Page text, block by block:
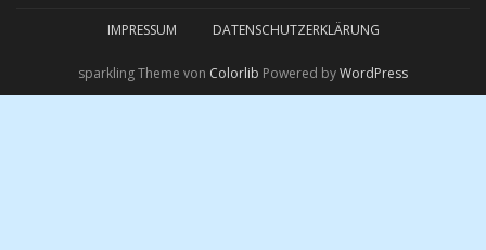
IMPRESSUM DATENSCHUTZERKLÄRUNG
sparkling Theme von Colorlib Powered byWordPress